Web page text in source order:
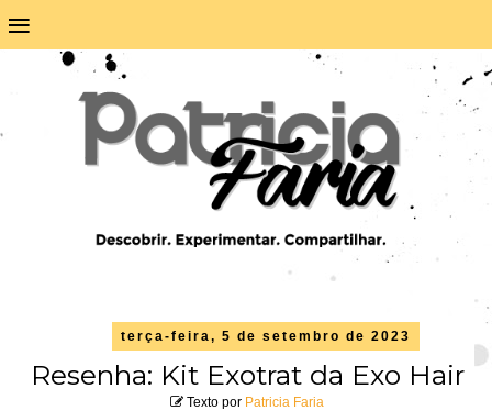
≡
terça-feira, 5 de setembro de 2023
Resenha: Kit Exotrat da Exo Hair
Texto por Patricia Faria